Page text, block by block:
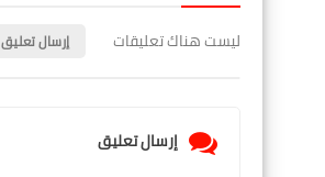
ليست هناك تعليقات إرسال تعليق
إرسال تعليق